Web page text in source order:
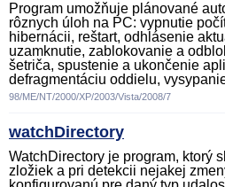
Program umožňuje plánované
rôznych úloh na PC: vypnutie
hibernácii, reštart, odhlásenie
uzamknutie, zablokovanie a
šetriča, spustenie a ukončenie
defragmentáciu oddielu,
98/ME/NT/2000/XP/2003/Vista/2008/7
watchDirectory
WatchDirectory je program, ktorý
zložiek a pri detekcii nejakej